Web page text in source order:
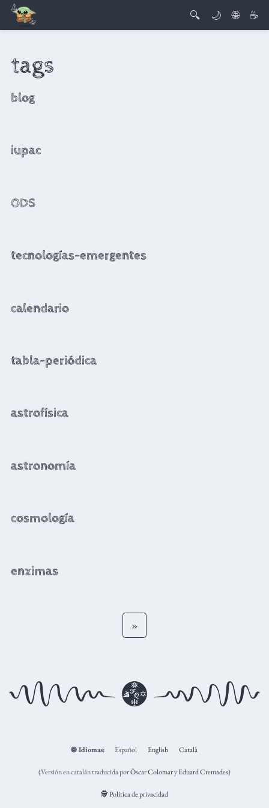
🔍 🌙 🌐 ☕
tags
blog
iupac
ODS
tecnologías-emergentes
calendario
tabla-periódica
astrofísica
astronomía
cosmología
enzimas
»
🌐 Idiomas: Español English Català
(Versión en catalán traducida porÒscar ColomaryEduard Cremades)
🕵️ Política de privacidad